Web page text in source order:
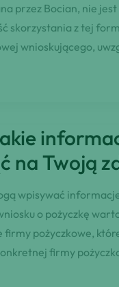
przez Bocian, nie
skorzystania z tej
wnioskującego,
na Twoją
wpisywać
o pożyczkę
pożyczkowe,
firmy